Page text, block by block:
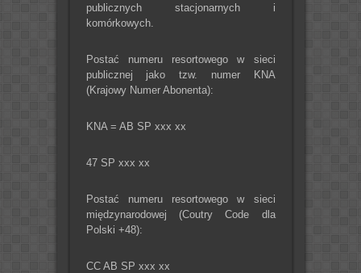
publicznych stacjonarnych i
komórkowych.
Postać numeru resortowego w sieci
publicznej jako tzw. numer KNA
(Krajowy Numer Abonenta):
KNA = AB SP xxx xx
47 SP xxx xx
Postać numeru resortowego w sieci
międzynarodowej (Coutry Code dla
Polski +48):
CC AB SP xxx xx